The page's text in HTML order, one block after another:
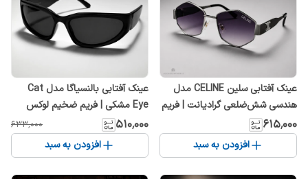
عینک آفتابی سلین CELINE مدل
هندسی شش‌ضلعی گرادیانت | فریم
فلزی لوکس
۶۱۵٬۰۰۰
افزودن به سبد
عینک آفتابی بالنسیاگا مدل Cat
Eye مشکی | فریم ضخیم لوکس
UV400
۵۱۰٬۰۰۰ ۶۳۳٬۰۰۰
افزودن به سبد